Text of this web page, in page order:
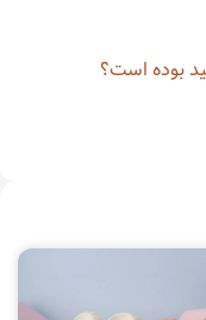
بوده است؟